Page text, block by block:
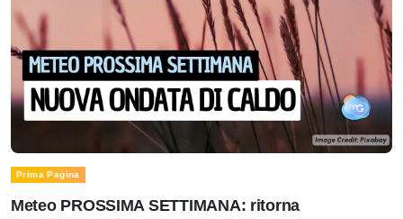
Prima Pagina
Meteo PROSSIMA SETTIMANA: ritorna